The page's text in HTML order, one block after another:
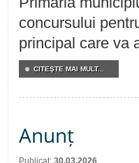
concursului
principal care va
CITEŞTE MAI MULT...
Anunț
Publicat: 30.03.2026